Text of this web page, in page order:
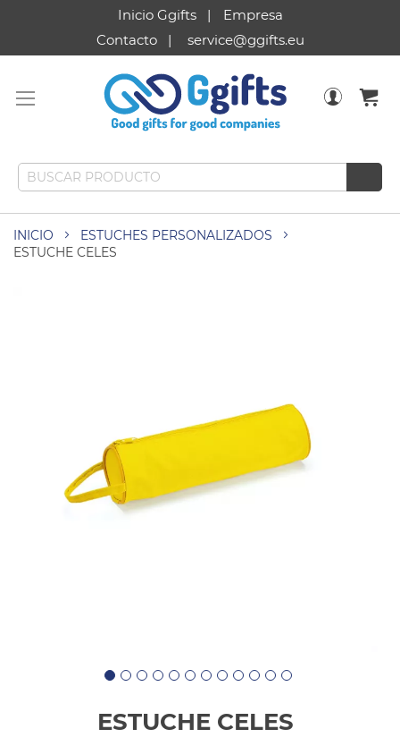
Inicio Ggifts
Empresa
Contacto
service@ggifts.eu
INICIO
ESTUCHES PERSONALIZADOS
ESTUCHE CELES
ESTUCHE CELES